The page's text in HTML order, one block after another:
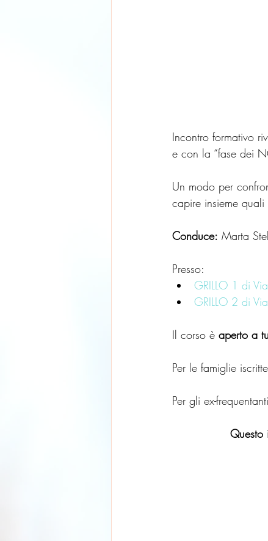
Incontro formativo
e con la “fase dei
Un modo per
capire insieme
Conduce: Marta
Presso:
GRILLO 1 di
GRILLO 2 di
Il corso è aperto a
Per le famiglie
Per gli ex-
Questo